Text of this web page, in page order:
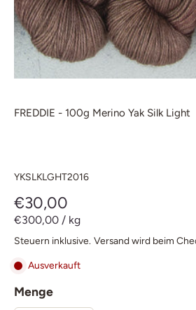
FREDDIE - 100g Merino Yak Silk Light
YKSLKLGHT2016
€30,00
€300,00 / kg
Steuern inklusive. Versandwird beim
Ausverkauft
Menge